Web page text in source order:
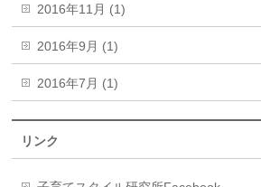
2016年11月 (1)
2016年9月 (1)
2016年7月 (1)
リンク